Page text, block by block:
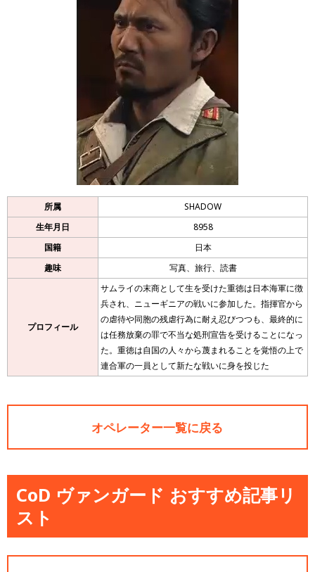
所属
SHADOW
生年月日
8958
国籍
日本
趣味
写真、旅行、読書
プロフィール
サムライの末商として生を受けた重徳は日本海軍に徴
兵され、ニューギニアの戦いに参加した。指揮官から
の虐待や同胞の残虐行為に耐え忍びつつも、最終的に
は任務放棄の罪で不当な処刑宣告を受けることになっ
た。重徳は自国の人々から蔑まれることを覚悟の上で
連合軍の一員として新たな戦いに身を投じた
オペレーター一覧に戻る
CoD ヴァンガード おすすめ記事リ
スト